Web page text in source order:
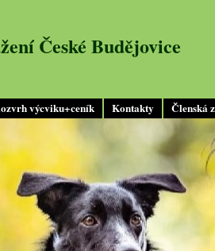
výcviku+ceník Kontakty Členská
České Budějovice